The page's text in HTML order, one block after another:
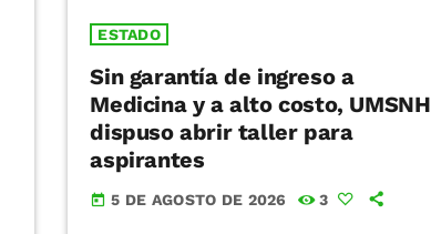
ESTADO
Sin garantía de ingreso a
Medicina y a alto costo, UMSNH
dispuso abrir taller para
aspirantes
today 5 DE AGOSTO DE 2026 3